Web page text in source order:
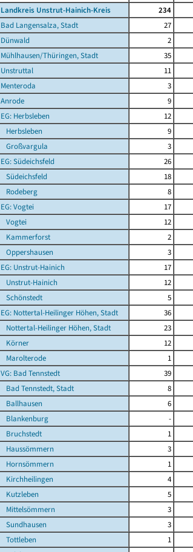
Landkreis Unstrut-Hainich-Kreis 234
Bad Langensalza, Stadt
27
Dünwald
2
Mühlhausen/Thüringen, Stadt
35
Unstruttal
11
Menteroda
3
Anrode
9
EG: Herbsleben
12
Herbsleben
9
Großvargula
3
EG: Südeichsfeld
26
Südeichsfeld
18
Rodeberg
8
EG: Vogtei
17
Vogtei
12
Kammerforst
2
Oppershausen
3
EG: Unstrut-Hainich
17
Unstrut-Hainich
12
Schönstedt
5
EG: Nottertal-Heilinger Höhen, Stadt
36
Nottertal-Heilinger Höhen, Stadt
23
Körner
12
Marolterode
1
VG: Bad Tennstedt
39
Bad Tennstedt, Stadt
8
Ballhausen
6
Blankenburg
-
Bruchstedt
1
Haussömmern
3
Hornsömmern
1
Kirchheilingen
4
Kutzleben
5
Mittelsömmern
3
Sundhausen
3
Tottleben
1